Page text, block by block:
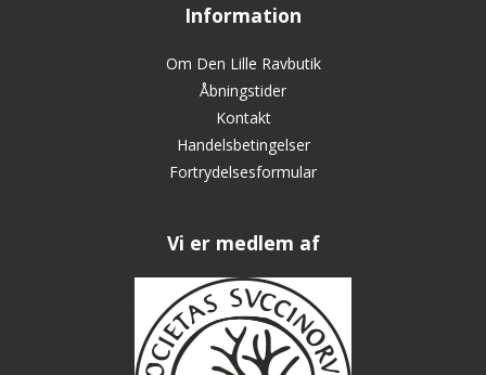
Information
Om Den Lille Ravbutik
Åbningstider
Kontakt
Handelsbetingelser
Fortrydelsesformular
Vi er medlem af